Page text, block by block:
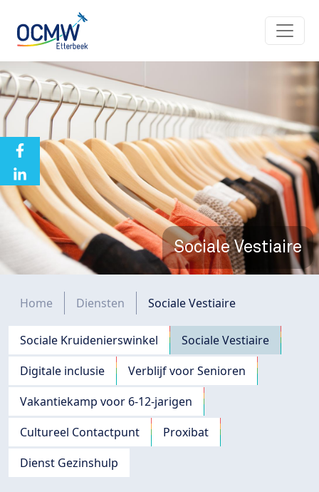
Sociale Vestiaire
Kruimelpad
Home Diensten Sociale Vestiaire
Navigation principale
Sociale Kruidenierswinkel
Sociale Vestiaire
Digitale inclusie
Verblijf voor Senioren
Vakantiekamp voor 6-12-jarigen
Cultureel Contactpunt
Proxibat
Dienst Gezinshulp